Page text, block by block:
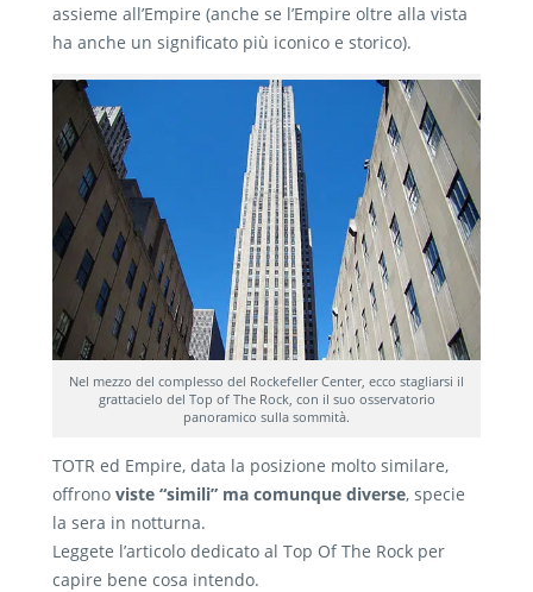
assieme all’Empire (anche se l’Empire oltre alla vista
ha anche un significato più iconico e storico).
Nel mezzo del complesso del Rockefeller Center, ecco stagliarsi il
grattacielo del Top of The Rock, con il suo osservatorio
panoramico sulla sommità.
TOTR ed Empire, data la posizione molto similare,
offrono viste “simili” ma comunque diverse, specie
la sera in notturna.
Leggete l’articolo dedicato al Top Of The Rock per
capire bene cosa intendo.